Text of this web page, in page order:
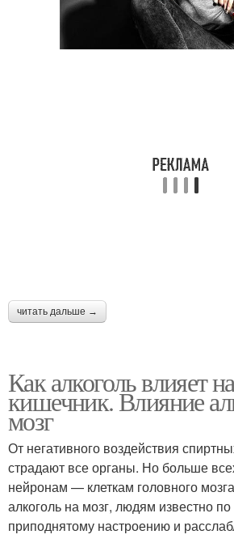
Алкоголь на потенцию
Алкоголь на
пищеварительную
Алкоголь для здоровья
читать дальше →
Как алкоголь влияет
кишечник. Влияние
мозг
От негативного воздействия
страдают все органы. Но больше
нейронам — клеткам головного
алкоголь на мозг, людям известно
приподнятому настроению и